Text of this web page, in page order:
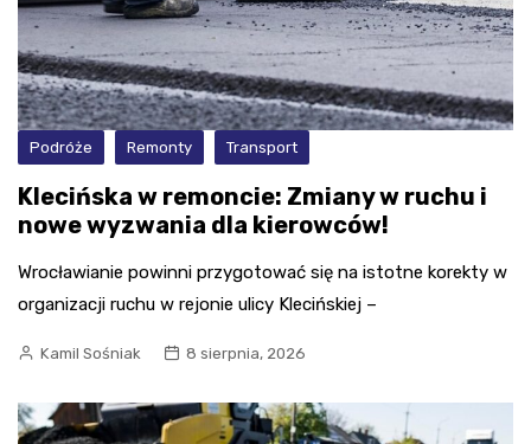
Podróże Remonty Transport
Klecińska w remoncie: Zmiany w ruchu i
nowe wyzwania dla kierowców!
Wrocławianie powinni przygotować się na istotne korekty w
organizacji ruchu w rejonie ulicy Klecińskiej –
Kamil Sośniak 8 sierpnia, 2026